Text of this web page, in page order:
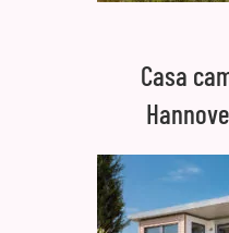
Casa